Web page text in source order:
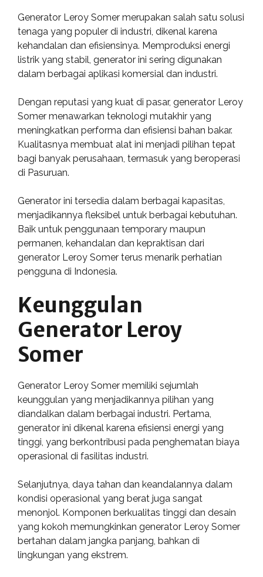
Generator Leroy Somer merupakan salah satu solusi
tenaga yang populer di industri, dikenal karena
kehandalan dan efisiensinya. Memproduksi energi
listrik yang stabil, generator ini sering digunakan
dalam berbagai aplikasi komersial dan industri.
Dengan reputasi yang kuat di pasar, generator Leroy
Somer menawarkan teknologi mutakhir yang
meningkatkan performa dan efisiensi bahan bakar.
Kualitasnya membuat alat ini menjadi pilihan tepat
bagi banyak perusahaan, termasuk yang beroperasi
di Pasuruan.
Generator ini tersedia dalam berbagai kapasitas,
menjadikannya fleksibel untuk berbagai kebutuhan.
Baik untuk penggunaan temporary maupun
permanen, kehandalan dan kepraktisan dari
generator Leroy Somer terus menarik perhatian
pengguna di Indonesia.
Keunggulan
Generator Leroy
Somer
Generator Leroy Somer memiliki sejumlah
keunggulan yang menjadikannya pilihan yang
diandalkan dalam berbagai industri. Pertama,
generator ini dikenal karena efisiensi energi yang
tinggi, yang berkontribusi pada penghematan biaya
operasional di fasilitas industri.
Selanjutnya, daya tahan dan keandalannya dalam
kondisi operasional yang berat juga sangat
menonjol. Komponen berkualitas tinggi dan desain
yang kokoh memungkinkan generator Leroy Somer
bertahan dalam jangka panjang, bahkan di
lingkungan yang ekstrem.